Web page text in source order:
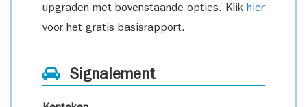
upgraden met bovenstaande opties. Klik hier
voor het gratis basisrapport.
Signalement